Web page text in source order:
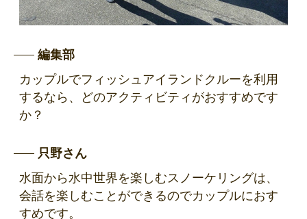
編集部
カップルでフィッシュアイランドクルーを利用
するなら、どのアクティビティがおすすめです
か？
只野さん
水面から水中世界を楽しむスノーケリングは、
会話を楽しむことができるのでカップルにおす
すめです。